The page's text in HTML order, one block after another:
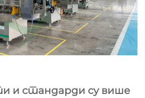
и стандарди су више